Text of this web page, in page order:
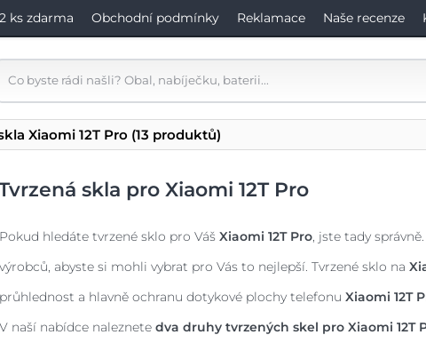
ks zdarma Obchodní podmínky Reklamace Naše recenze
Xiaomi 12T Pro (13 produktů)
skla pro Xiaomi 12T Pro
Pokud hledáte tvrzené sklo pro Váš Xiaomi 12T Pro, jste tady
výrobců, abyste si mohli vybrat pro Vás to nejlepší. Tvrzené sklo na
průhlednost a hlavně ochranu dotykové plochy telefonu Xiaomi 12T
V naší nabídce naleznete dva druhy tvrzených skel pro Xiaomi 12T